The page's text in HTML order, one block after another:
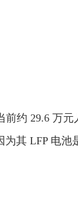
约 29.6 万元
其 LFP 电池